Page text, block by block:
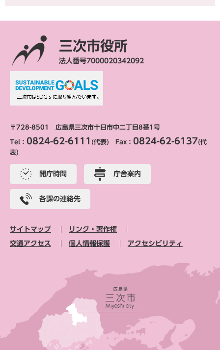
三次市役所
法人番号7000020342092
〒728-8501 広島県三次市十日市中二丁目8番1号
Tel： 0824-62-6111 (代表) Fax： 0824-62-6137(代
表)
開庁時間 庁舎案内
各課の連絡先
サイトマップ リンク・著作権
交通アクセス 個人情報保護 アクセシビリティ